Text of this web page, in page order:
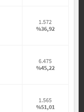
1.572
%36,92
6.475
%45,22
1.565
%51,01